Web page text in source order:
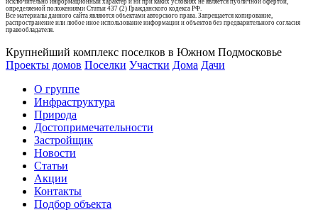
исключительно информационный характер и ни при каких условиях не является публичной офертой,
определяемой положениями Статьи 437 (2) Гражданского кодекса РФ.
Все материалы данного сайта являются объектами авторского права. Запрещается копирование,
распространение или любое иное использование информации и объектов без предварительного согласия
правообладателя.
Крупнейший комплекс поселков в Южном Подмосковье
Проекты домов Поселки Участки Дома Дачи
О группе
Инфраструктура
Природа
Достопримечательности
Застройщик
Новости
Статьи
Акции
Контакты
Подбор объекта